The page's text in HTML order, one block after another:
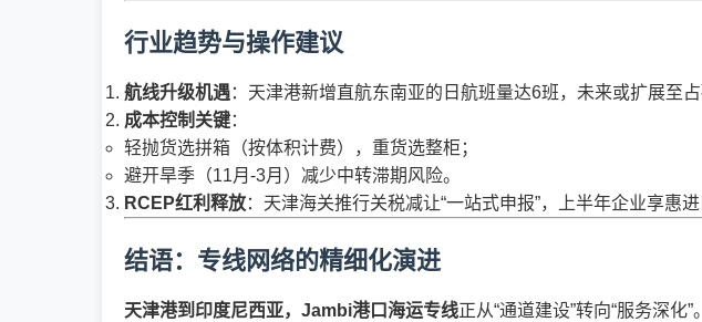
行业趋势与操作建议
航线升级机遇：天津港新增直航东南亚的日航班量达6班，未来或扩展至占
成本控制关键：
轻抛货选拼箱（按体积计费），重货选整柜；
避开旱季（11月-3月）减少中转滞期风险。
RCEP红利释放：天津海关推行关税减让“一站式申报”，上半年企业享惠
结语：专线网络的精细化演进
天津港到印度尼西亚，Jambi港口海运专线正从“通道建设”转向“服务深